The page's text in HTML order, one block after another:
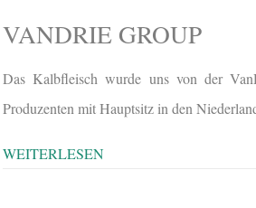
VANDRIE GROUP
Das Kalbfleisch wurde uns von der
Produzenten mit Hauptsitz in den
WEITERLESEN